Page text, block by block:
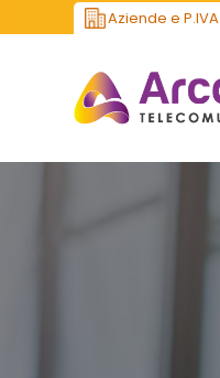
Aziende e P.IVA